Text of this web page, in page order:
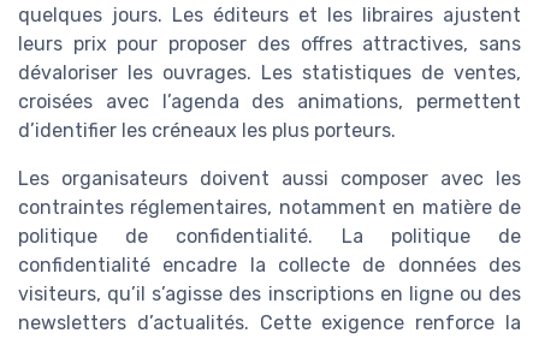
quelques jours. Les éditeurs et les libraires ajustent
leurs prix pour proposer des offres attractives, sans
dévaloriser les ouvrages. Les statistiques de ventes,
croisées avec l’agenda des animations, permettent
d’identifier les créneaux les plus porteurs.
Les organisateurs doivent aussi composer avec les
contraintes réglementaires, notamment en matière de
politique de confidentialité. La politique de
confidentialité encadre la collecte de données des
visiteurs, qu’il s’agisse des inscriptions en ligne ou des
newsletters d’actualités. Cette exigence renforce la